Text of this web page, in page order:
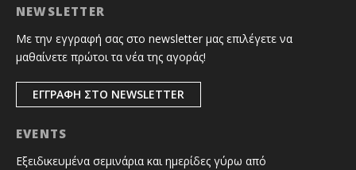
NEWSLETTER
Με την εγγραφή σας στο newsletter μας επιλέγετε να
μαθαίνετε πρώτοι τα νέα της αγοράς!
ΕΓΓΡΑΦΗ ΣΤΟ NEWSLETTER
EVENTS
Εξειδικευμένα σεμινάρια και ημερίδες γύρω από